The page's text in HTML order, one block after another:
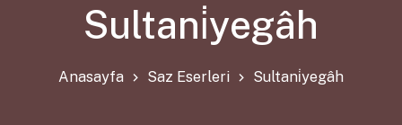
Sultani̇yegâh
Anasayfa Saz Eserleri Sultani̇yegâh